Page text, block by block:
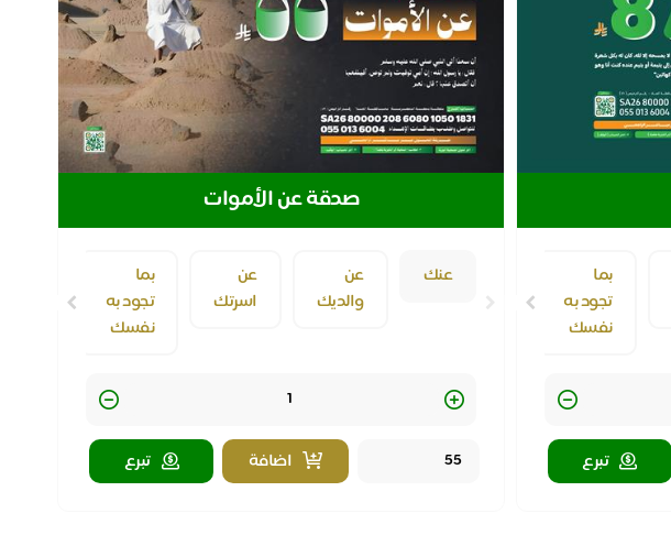
بما
تجود به
نفسك
تبرع
صدقة عن الأموات
عنك
عن
والديك
عن
اسرتك
بما
تجود به
نفسك
Quantity
اضافة
تبرع